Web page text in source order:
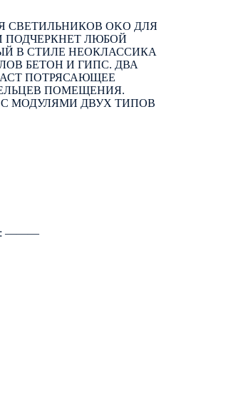
OKO ДЛЯ
ЛЮБОЙ
В СТИЛЕ НЕОКЛАССИКА
БЕТОН И ГИПС. ДВА
ПОТРЯСАЮЩЕЕ
ПОМЕЩЕНИЯ.
МОДУЛЯМИ ДВУХ ТИПОВ
―――